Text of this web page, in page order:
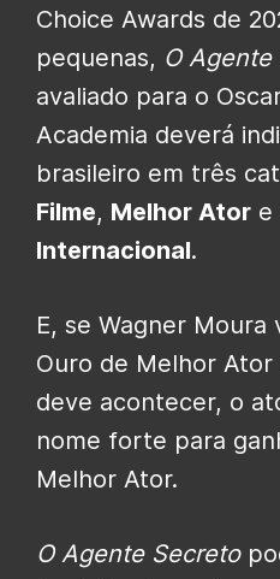
Choice Awards de
pequenas, O
avaliado para o
Academia deverá
brasileiro em três
Filme, Melhor Ator e
Internacional.
E, se Wagner
Ouro de Melhor
deve acontecer, o
nome forte para
Melhor Ator.
O Agente Secreto